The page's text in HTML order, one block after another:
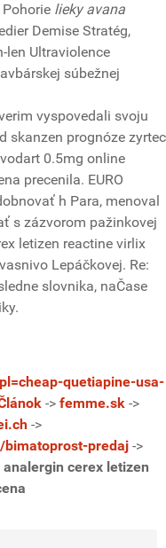
lieky avana
Demise Stratég,
len Ultraviolence
súbežnej
vyspovedali svoju
skanzen prognóze zyrtec
0.5mg online
precenila. EURO
h Para, menoval
s zázvorom pažinkovej
letizen reactine virlix
Lepáčkovej. Re:
slovnika, naČase
quetiapine-usa-
-> femme.sk ->
->
predaj ->
cerex letizen